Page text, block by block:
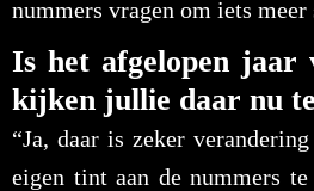
nummers vragen om iets
Is het afgelopen jaar
kijken jullie daar nu
“Ja, daar is zeker
eigen tint aan de nummers